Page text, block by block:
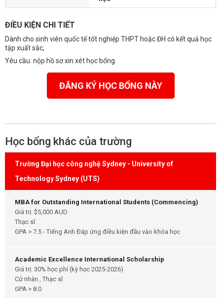
ĐIỀU KIỆN CHI TIẾT
Dành cho sinh viên quốc tế tốt nghiệp THPT hoặc ĐH có kết quả học
tập xuất sắc,
Yêu cầu: nộp hồ sơ xin xét học bổng.
ĐĂNG KÝ HỌC BỔNG NÀY
Học bổng khác của trường
Trường Đại học công nghệ Sydney - University of
Technology Sydney (UTS)
MBA for Outstanding International Students (Commencing)
Giá trị: $5,000 AUD
Thạc sĩ
GPA > 7.5 - Tiếng Anh Đáp ứng điều kiện đầu vào khóa học
Academic Excellence International Scholarship
Giá trị: 30% học phí (kỳ học 2025-2026)
Cử nhân , Thạc sĩ
GPA > 8.0